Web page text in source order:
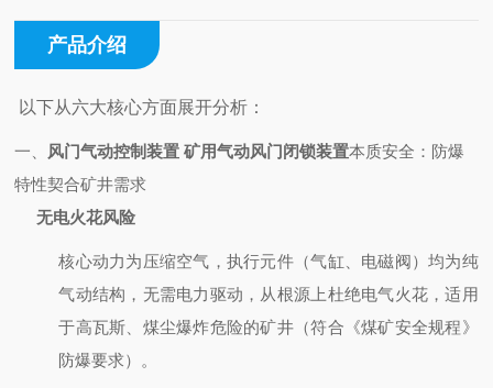
产品介绍
以下从六大核心方面展开分析：
一、 风门气动控制装置 矿用气动风门闭锁装置本质安全：防爆
特性契合矿井需求
无电火花风险
核心动力为压缩空气，执行元件（气缸、电磁阀）均为纯
气动结构，无需电力驱动，从根源上杜绝电气火花，适用
于高瓦斯、煤尘爆炸危险的矿井（符合《煤矿安全规程》
防爆要求）。